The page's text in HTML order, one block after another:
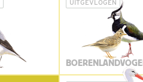
UITGEVLOGEN